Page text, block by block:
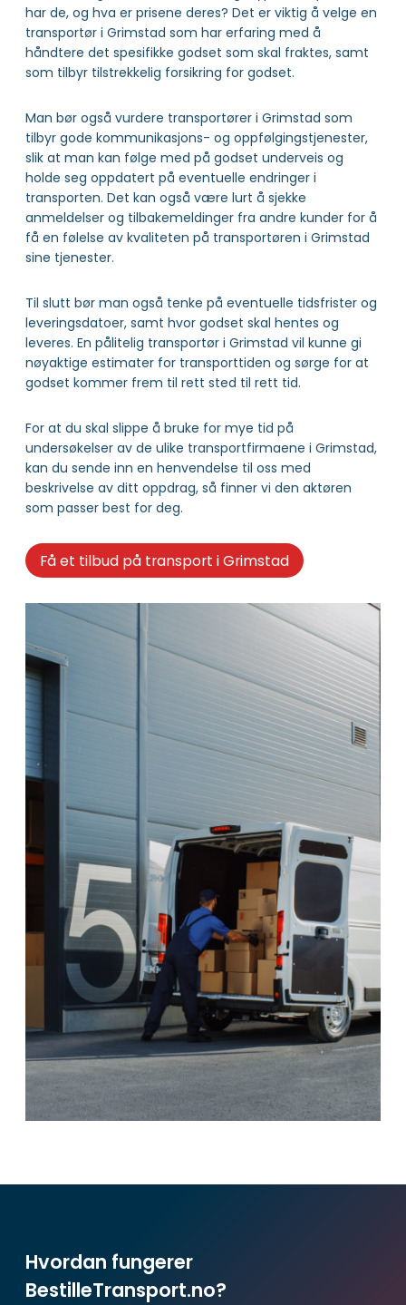
har de, og hva er prisene deres? Det er viktig å velge en
transportør i Grimstad som har erfaring med å
håndtere det spesifikke godset som skal fraktes, samt
som tilbyr tilstrekkelig forsikring for godset.
Man bør også vurdere transportører i Grimstad som
tilbyr gode kommunikasjons- og oppfølgingstjenester,
slik at man kan følge med på godset underveis og
holde seg oppdatert på eventuelle endringer i
transporten. Det kan også være lurt å sjekke
anmeldelser og tilbakemeldinger fra andre kunder for å
få en følelse av kvaliteten på transportøren i Grimstad
sine tjenester.
Til slutt bør man også tenke på eventuelle tidsfrister og
leveringsdatoer, samt hvor godset skal hentes og
leveres. En pålitelig transportør i Grimstad vil kunne gi
nøyaktige estimater for transporttiden og sørge for at
godset kommer frem til rett sted til rett tid.
For at du skal slippe å bruke for mye tid på
undersøkelser av de ulike transportfirmaene i Grimstad,
kan du sende inn en henvendelse til oss med
beskrivelse av ditt oppdrag, så finner vi den aktøren
som passer best for deg.
Få et tilbud på transport i Grimstad
Hvordan fungerer
BestilleTransport.no?